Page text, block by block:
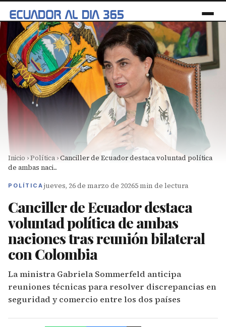
Inicio ›Política ›Canciller de Ecuador destaca voluntad política
de ambas naci...
POLÍTICA jueves, 26 de marzo de 20265 min de lectura
Canciller de Ecuador destaca
voluntad política de ambas
naciones tras reunión bilateral
con Colombia
La ministra Gabriela Sommerfeld anticipa
reuniones técnicas para resolver discrepancias en
seguridad y comercio entre los dos países